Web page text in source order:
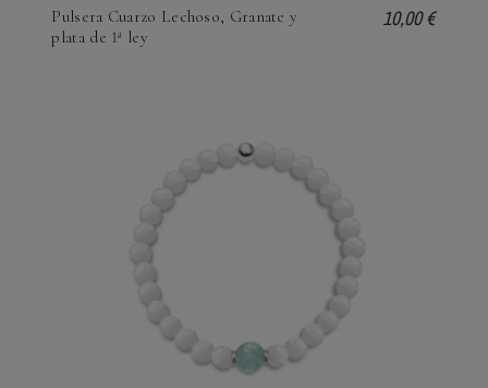
Pulsera Cuarzo Lechoso, Granate y
plata de 1ª ley
10,00 €